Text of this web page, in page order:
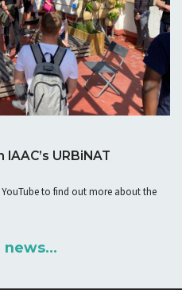
URBiNAT
to find out more about the
news...